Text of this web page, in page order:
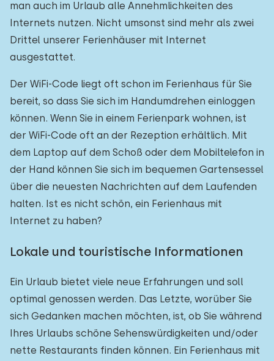
man auch im Urlaub alle Annehmlichkeiten des
Internets nutzen. Nicht umsonst sind mehr als zwei
Drittel unserer Ferienhäuser mit Internet
ausgestattet.
Der WiFi-Code liegt oft schon im Ferienhaus für Sie
bereit, so dass Sie sich im Handumdrehen einloggen
können. Wenn Sie in einem Ferienpark wohnen, ist
der WiFi-Code oft an der Rezeption erhältlich. Mit
dem Laptop auf dem Schoß oder dem Mobiltelefon in
der Hand können Sie sich im bequemen Gartensessel
über die neuesten Nachrichten auf dem Laufenden
halten. Ist es nicht schön, ein Ferienhaus mit
Internet zu haben?
Lokale und touristische Informationen
Ein Urlaub bietet viele neue Erfahrungen und soll
optimal genossen werden. Das Letzte, worüber Sie
sich Gedanken machen möchten, ist, ob Sie während
Ihres Urlaubs schöne Sehenswürdigkeiten und/oder
nette Restaurants finden können. Ein Ferienhaus mit